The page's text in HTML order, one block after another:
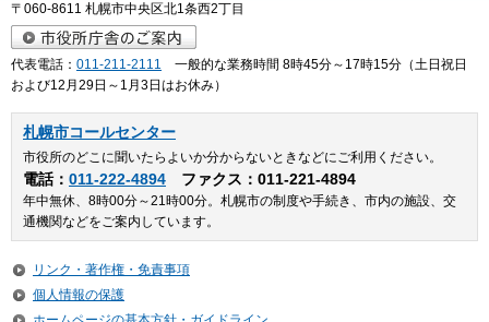
〒060-8611 札幌市中央区北1条西2丁目
代表電話： 011-211-2111 一般的な業務時間 8時45分～17時15分（土日祝日
および12月29日～1月3日はお休み）
札幌市コールセンター
市役所のどこに聞いたらよいか分からないときなどにご利用ください。
電話： 011-222-4894 ファクス：011-221-4894
年中無休、8時00分～21時00分。札幌市の制度や手続き、市内の施設、交
通機関などをご案内しています。
リンク・著作権・免責事項
個人情報の保護